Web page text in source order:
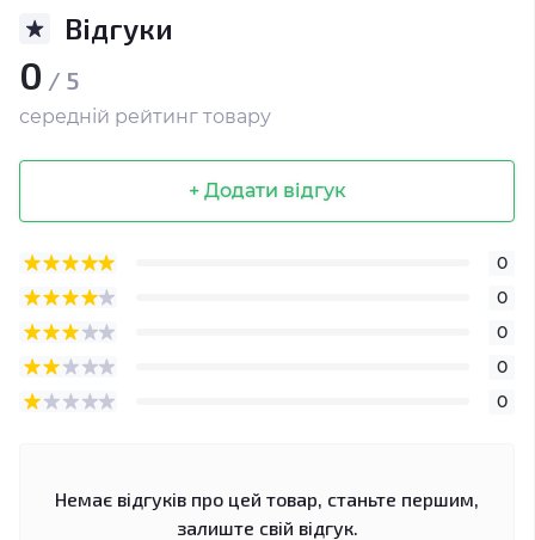
Відгуки
0 / 5
середній рейтинг товару
+ Додати відгук
0
0
0
0
0
Немає відгуків про цей товар, станьте першим,
залиште свій відгук.